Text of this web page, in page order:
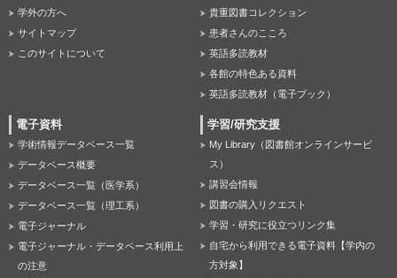
学外の方へ
サイトマップ
このサイトについて
貴重図書コレクション
患者さんのこころ
英語多読教材
各館の特色ある資料
英語多読教材（電子ブック）
電子資料
学術情報データベース一覧
データベース概要
データベース一覧（医学系）
データベース一覧（理工系）
電子ジャーナル
電子ジャーナル・データベース利用上
の注意
学習/研究支援
My Library（図書館オンラインサービ
ス）
講習会情報
図書の購入リクエスト
学習・研究に役立つリンク集
自宅から利用できる電子資料【学内の
方対象】